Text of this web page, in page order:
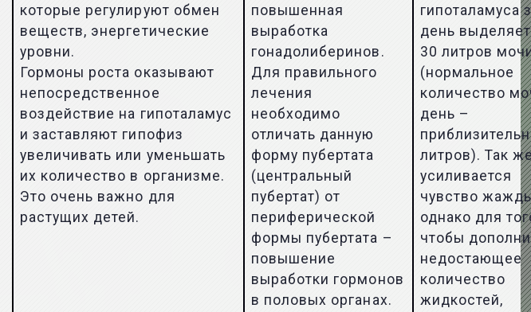
которые регулируют обмен
веществ, энергетические
уровни.
Гормоны роста оказывают
непосредственное
воздействие на гипоталамус
и заставляют гипофиз
увеличивать или уменьшать
их количество в организме.
Это очень важно для
растущих детей.
повышенная
выработка
гонадолиберинов.
Для правильного
лечения
необходимо
отличать данную
форму пубертата
(центральный
пубертат) от
периферической
формы пубертата –
повышение
выработки гормонов
в половых органах.
гипоталамуса
день
30 литров
(нормальное
количество
день –
литров). Так
усиливается
чувство
однако для
чтобы
недостающее
количество
жидкостей,